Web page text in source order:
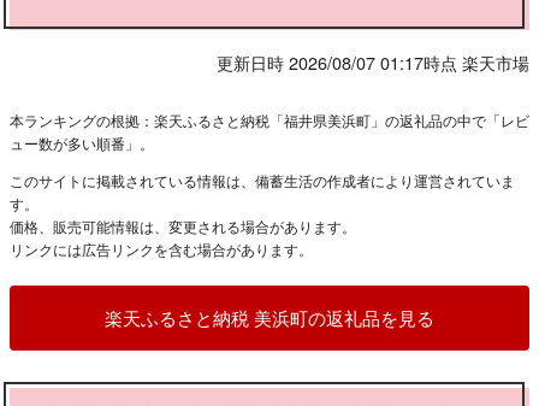
更新日時 2026/08/07 01:17時点 楽天市場
本ランキングの根拠：楽天ふるさと納税「福井県美浜町」の返礼品の中で「レビ
ュー数が多い順番」。
このサイトに掲載されている情報は、備蓄生活の作成者により運営されていま
す。
価格、販売可能情報は、変更される場合があります。
リンクには広告リンクを含む場合があります。
楽天ふるさと納税 美浜町の返礼品を見る